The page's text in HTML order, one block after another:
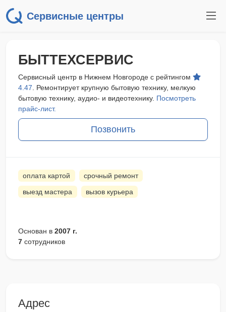
Сервисные центры
БЫТТЕХСЕРВИС
Сервисный центр в Нижнем Новгороде с рейтингом
4.47 . Ремонтирует крупную бытовую технику, мелкую
бытовую технику, аудио- и видеотехнику. Посмотреть
прайс-лист.
Позвонить
оплата картой срочный ремонт
выезд мастера вызов курьера
Основан в 2007 г.
7 сотрудников
Адрес